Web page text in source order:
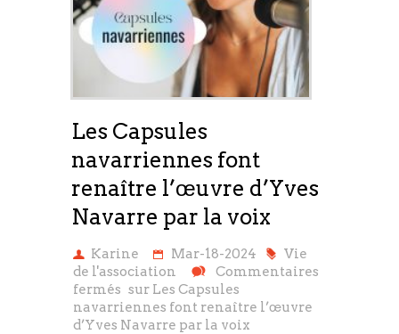
Les Capsules
navarriennes font
renaître l’œuvre d’Yves
Navarre par la voix
Karine Mar-18-2024
Vie
de l'association
Commentaires
fermés sur Les Capsules
navarriennes font renaître l’œuvre
d’Yves Navarre par la voix